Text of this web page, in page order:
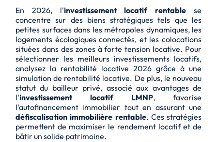
En 2026, l'investissement locatif rentable se
concentre sur des biens stratégiques tels que les
petites surfaces dans les métropoles dynamiques, les
logements écologiques connectés, et les colocations
situées dans des zones à forte tension locative. Pour
sélectionner les meilleurs investissements locatifs,
analysez la rentabilité locative 2026 grâce à une
simulation de rentabilité locative. De plus, le nouveau
statut du bailleur privé, associé aux avantages de
l'investissement locatif LMNP, favorise
l'autofinancement immobilier tout en assurant une
défiscalisation immobilière rentable. Ces stratégies
permettent de maximiser le rendement locatif et de
bâtir un solide patrimoine.